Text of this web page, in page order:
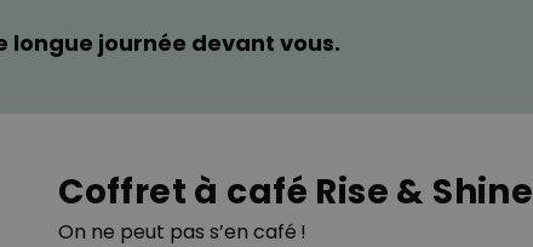
exemplaires
2.400
exemplaires
vendus
longue journée devant vous.
Coffret à café Rise & Shine
On ne peut pas s’en café !